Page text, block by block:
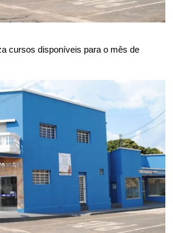
cursos disponíveis para o mês de